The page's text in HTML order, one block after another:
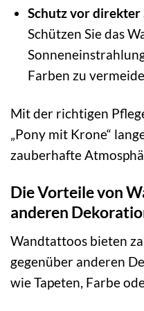
Schutz vor direkter
Schützen Sie das
Farben zu
Mit der richtigen
„Pony mit Krone“
zauberhafte
Die Vorteile von
anderen
Wandtattoos bieten
gegenüber anderen
wie Tapeten, Farbe